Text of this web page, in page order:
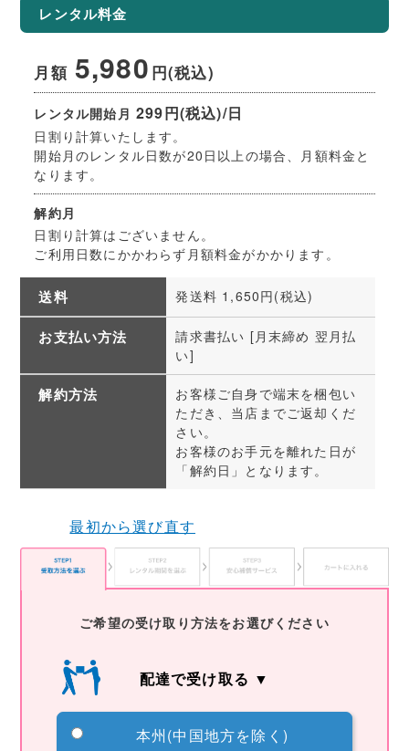
レンタル料金
月額 5,980 円(税込)
レンタル開始月299円(税込)/日
日割り計算いたします。
開始月のレンタル日数が20日以上の場合、月額料金と
なります。
解約月
日割り計算はございません。
ご利用日数にかかわらず月額料金がかかります。
送料 発送料 1,650円(税込)
お支払い方法
請求書払い [月末締め 翌月払
い]
解約方法
お客様ご自身で端末を梱包い
ただき、当店までご返却くだ
さい。
お客様のお手元を離れた日が
「解約日」となります。
最初から選び直す
ご希望の受け取り方法をお選びください
配達で受け取る ▼
本州(中国地方を除く)